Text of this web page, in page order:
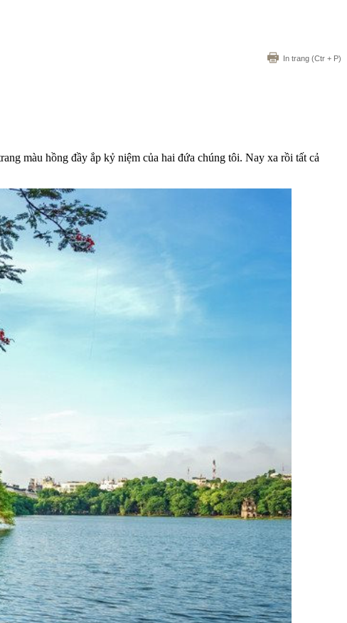
In trang (Ctr + P)
màu hồng đầy ắp kỷ niệm của hai đứa chúng tôi. Nay xa rồi tất cả